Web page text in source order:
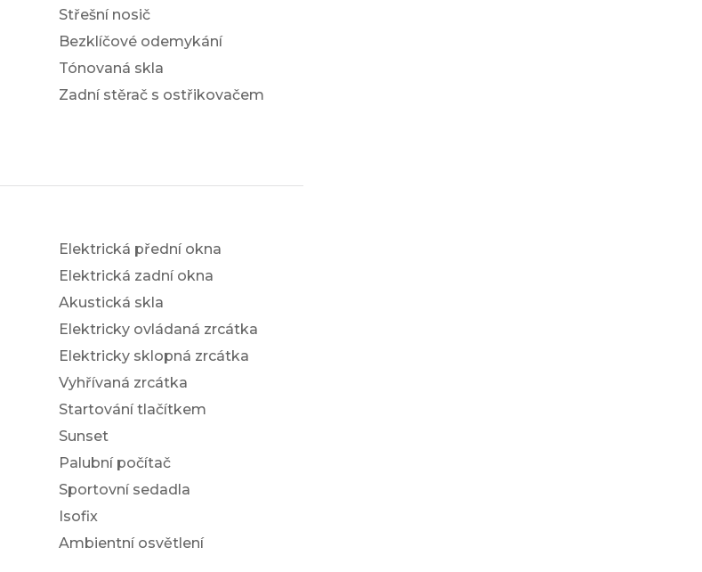
Střešní nosič
Bezklíčové odemykání
Tónovaná skla
Zadní stěrač s ostřikovačem
Elektrická přední okna
Elektrická zadní okna
Akustická skla
Elektricky ovládaná zrcátka
Elektricky sklopná zrcátka
Vyhřívaná zrcátka
Startování tlačítkem
Sunset
Palubní počítač
Sportovní sedadla
Isofix
Ambientní osvětlení